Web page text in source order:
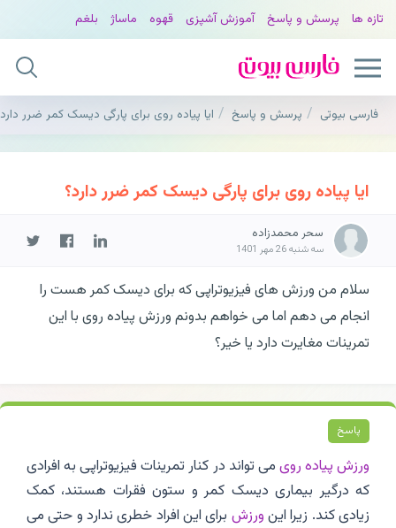
تازه ها پرسش و پاسخ آموزش آشپزی قهوه ماساژ بلغم
فارسی بیوتی پرسش و پاسخ ایا پیاده روی برای پارگی دیسک کمر ضرر
ایا پیاده روی برای پارگی دیسک کمر ضرر دارد؟
سحر محمدزاده
سه شنبه 26 مهر 1401
سلام من ورزش های فیزیوتراپی که برای دیسک کمر هست را
انجام می دهم اما می خواهم بدونم ورزش پیاده روی با این
تمرینات مغایرت دارد یا خیر؟
پاسخ
ورزش پیاده رویمی تواند در کنار تمرینات فیزیوتراپی به افرادی
که درگیر بیماری دیسک کمر و ستون فقرات هستند، کمک
زیادی کند. زیرا اینورزش برای این افراد خطری ندارد و حتی می